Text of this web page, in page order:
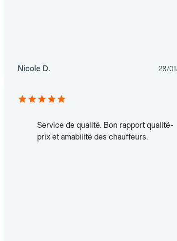
Nicole D. 28/
Service de qualité. Bon rapport qualité-
prix et amabilité des chauffeurs.